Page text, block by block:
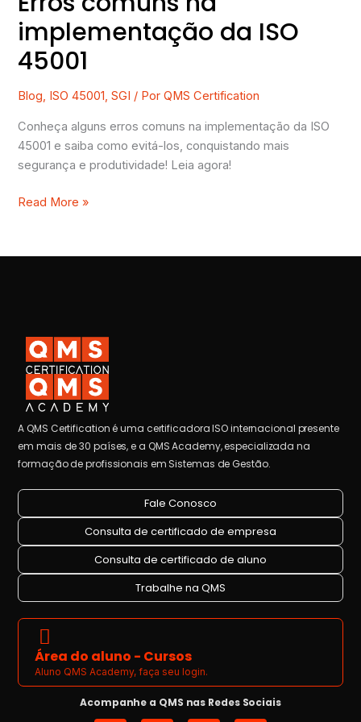
implementação da ISO
45001
Blog, ISO 45001,SGI / PorQMS Certification
Conheça alguns erros comuns na implementação da ISO
45001 e saiba como evitá-los, conquistando mais
segurança e produtividade! Leia agora!
Read More »
A QMS Certification é uma certificadora ISO internacional presente
em mais de 30 países, e a QMS Academy, especializada na
formação de profissionais em Sistemas de Gestão.
Fale Conosco
Consulta de certificado de empresa
Consulta de certificado de aluno
Trabalhe na QMS
Área do aluno - Cursos
Aluno QMS Academy, faça seu login.
Acompanhe a QMS nas Redes Sociais